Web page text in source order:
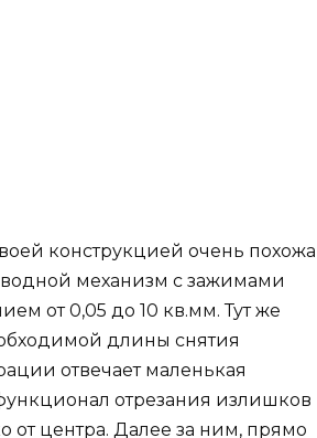
конструкцией очень похожа
механизм с зажимами
от 0,05 до 10 кв.мм. Тут же
длины снятия
отвечает маленькая
отрезания излишков
центра. Далее за ним, прямо